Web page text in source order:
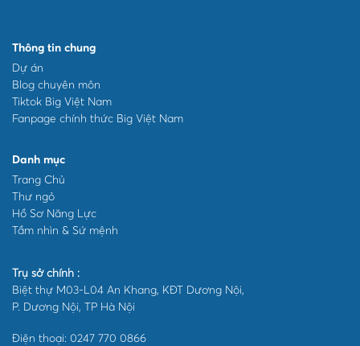
Thông tin chung
Dự án
Blog chuyên môn
Tiktok Big Việt Nam
Fanpage chính thức Big Việt Nam
Danh mục
Trang Chủ
Thư ngỏ
Hồ Sơ Năng Lực
Tầm nhìn & Sứ mệnh
Trụ sở chính :
Biệt thự M03-L04 An Khang, KĐT Dương Nội,
P. Dương Nội, TP Hà Nội
Điện thoại: 0247 770 0866